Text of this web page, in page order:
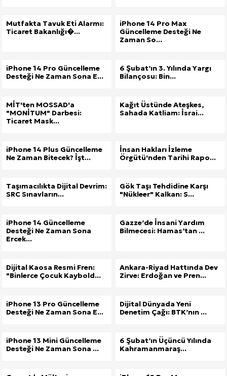
Mutfakta Tavuk Eti Alarmı:
Ticaret Bakanlığı�...
iPhone 14 Pro Max
Güncelleme Desteği Ne
Zaman So...
iPhone 14 Pro Güncelleme
Desteği Ne Zaman Sona E...
6 Şubat’ın 3. Yılında Yargı
Bilançosu: Bin...
MİT'ten MOSSAD'a
"MONİTUM" Darbesi:
Ticaret Mask...
Kağıt Üstünde Ateşkes,
Sahada Katliam: İsrai...
iPhone 14 Plus Güncelleme
Ne Zaman Bitecek? İşt...
İnsan Hakları İzleme
Örgütü'nden Tarihi Rapo...
Taşımacılıkta Dijital Devrim:
SRC Sınavların...
Gök Taşı Tehdidine Karşı
"Nükleer" Kalkan: S...
iPhone 14 Güncelleme
Desteği Ne Zaman Sona
Ercek...
Gazze’de İnsani Yardım
Bilmecesi: Hamas’tan ...
Dijital Kaosa Resmi Fren:
"Binlerce Çocuk Kaybold...
Ankara-Riyad Hattında Dev
Zirve: Erdoğan ve Pren...
iPhone 13 Pro Güncelleme
Desteği Ne Zaman Sona E...
Dijital Dünyada Yeni
Denetim Çağı: BTK’nın ...
iPhone 13 Mini Güncelleme
Desteği Ne Zaman Sona ...
6 Şubat’ın Üçüncü Yılında
Kahramanmaraş...